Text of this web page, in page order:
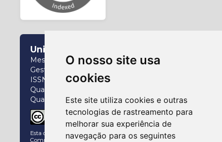
O nosso site usa
cookies
Este site utiliza cookies e outras
tecnologias de rastreamento para
melhorar sua experiência de
navegação para os seguintes
Universidade Federal do Paraná
Mestrado e Doutorado Interdisciplinar em
Gestão da Informação
ISSN: 2237-826X
Qualis (2017-2020): A4
Qualis (2021-2024): A2
Esta obra está licenciado com uma LicençaCreative
Commons Atribuição 4.0 Internacional.